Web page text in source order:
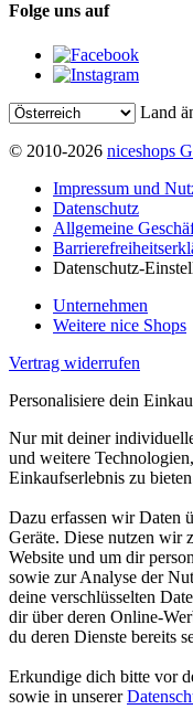
Folge uns auf
Land
© 2010-2026 niceshops
Impressum und
Datenschutz
Allgemeine
Datenschutz-
Unternehmen
Weitere nice Shops
Vertrag widerrufen
Personalisiere dein
Nur mit deiner
und weitere
Einkaufserlebnis zu
Dazu erfassen wir Daten
Geräte. Diese nutzen wir
Website und um dir
sowie zur Analyse der
deine verschlüsselten
dir über deren Online-
du deren Dienste bereits
Erkundige dich bitte vor
sowie in unserer